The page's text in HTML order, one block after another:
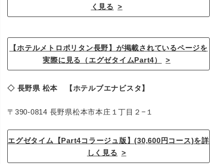
く見る
【ホテルメトロポリタン長野】が掲載されているページを
実際に見る（エグゼタイムPart4）
◇ 長野県 松本 【ホテルブエナビスタ】
〒390-0814 長野県松本市本庄１丁目２−１
エグゼタイム【Part4コラージュ版】(30,600円コース)を詳
しく見る